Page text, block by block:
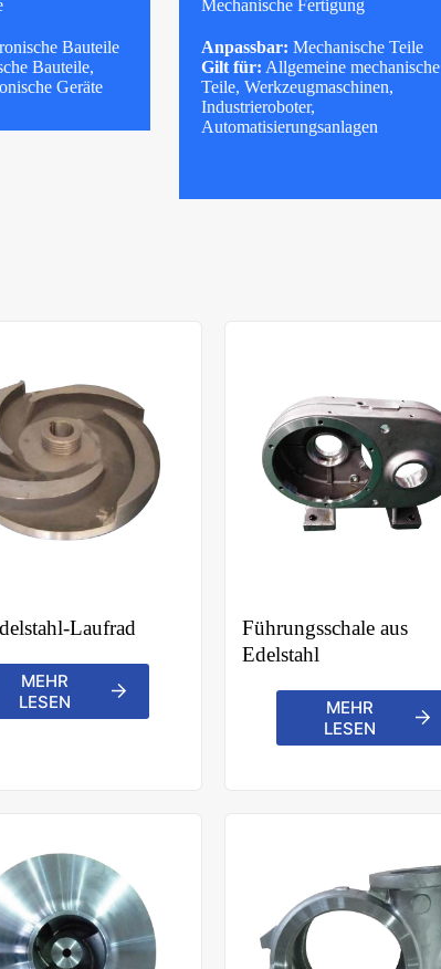
Bauteile
Bauteile,
Geräte
Mechanische Fertigung
Anpassbar: Mechanische Teile
Gilt für: Allgemeine mechanische
Teile, Werkzeugmaschinen,
Industrieroboter,
Automatisierungsanlagen
Laufrad
MEHR
LESEN
Führungsschale aus
Edelstahl
MEHR
LESEN